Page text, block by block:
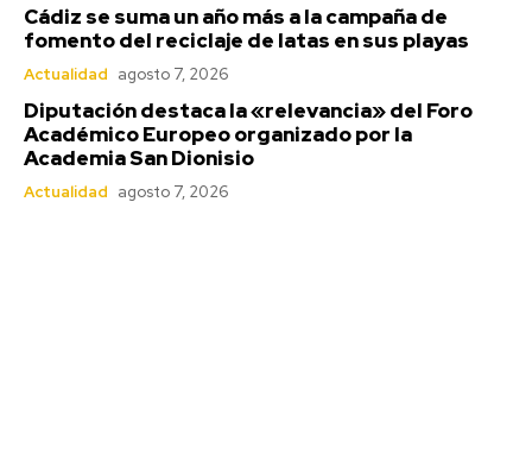
La UD Las Palmas se corona campeón del
Trofeo Carranza 2026
Última prueba para el Cádiz en la
pretemporada en su Trofeo
Deportes 21 horas ago
Cádiz se suma un año más a la campaña de
fomento del reciclaje de latas en sus playas
Actualidad agosto 7, 2026
Diputación destaca la «relevancia» del Foro
Académico Europeo organizado por la
Academia San Dionisio
Actualidad agosto 7, 2026